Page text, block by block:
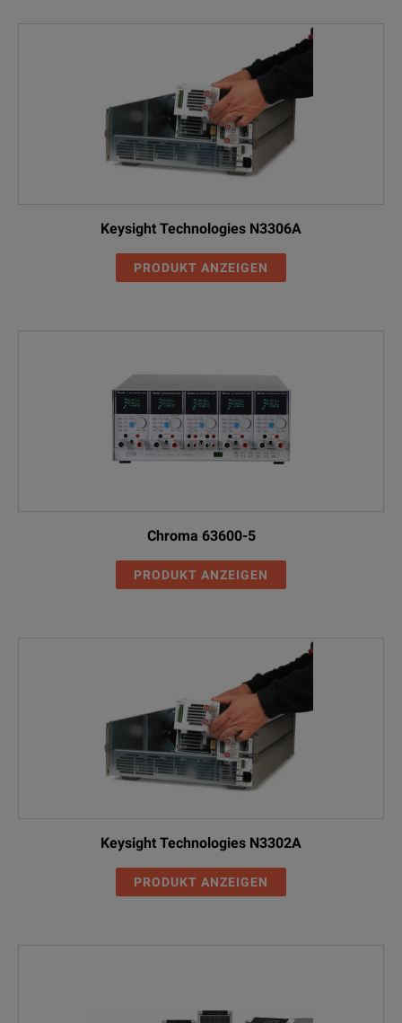
Keysight Technologies N3306A
PRODUKT ANZEIGEN
Chroma 63600-5
PRODUKT ANZEIGEN
Keysight Technologies N3302A
PRODUKT ANZEIGEN